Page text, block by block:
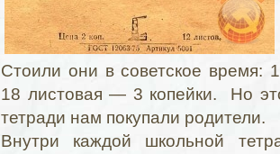
Стоили они в советское время:
18 листовая — 3 копейки. Но
тетради нам покупали родители.
Внутри каждой школьной